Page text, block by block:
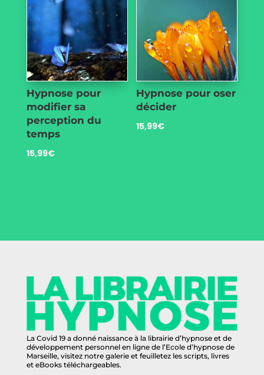
Hypnose pour
modifier sa
perception du
temps
15,99€
Hypnose pour oser
décider
15,99€
La Covid 19 a donné naissance à la librairie d’hypnose et de
développement personnel en ligne de l’Ecole d’hypnose de
Marseille, visitez notre galerie et feuilletez les scripts, livres
et eBooks téléchargeables.